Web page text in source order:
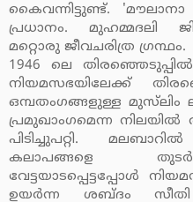
കൈവന്നിട്ടുണ്ട്.
പ്രധാനം. മുഹമ്മദലി
മറ്റൊരു ജീവചരിത്ര ഗ്രന്ഥം.
1946 ലെ
നിയമസഭയിലേക്ക്
ഒമ്പതംഗങ്ങളുള്ള മുസ്‌ലിം
പ്രമുഖാംഗമെന്ന
പിടിച്ചുപറ്റി.
കലാപങ്ങളെ
വേട്ടയാടപ്പെട്ടപ്പോള്‍
ഉയര്‍ന്ന ശബ്ദം സീതി